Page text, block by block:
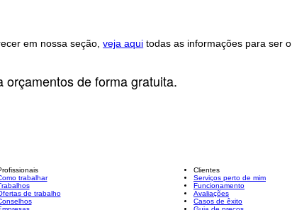
em nossa seção,veja aqui todas as informações para ser o
de forma gratuita.
trabalhar
de trabalho
Clientes
Serviços perto de mim
Funcionamento
Avaliações
Casos de êxito